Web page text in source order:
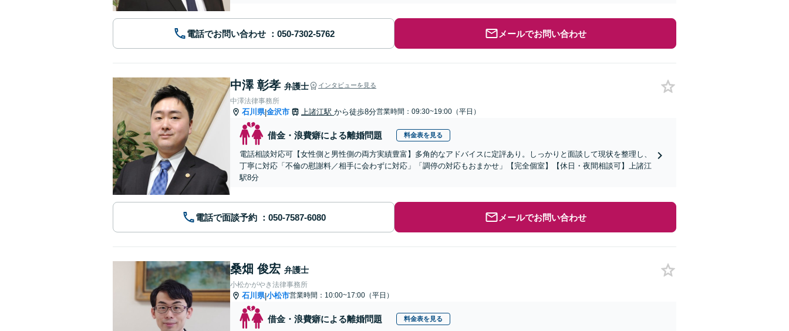
電話でお問い合わせ メールでお問い合わせ
中澤 彰孝 弁護士 インタビューを見る
中澤法律事務所
石川県|金沢市 上諸江駅 から徒歩8分営業時間：09:30~19:00（平日）
借金・浪費癖による離婚問題 料金表を見る
電話相談対応可【女性側と男性側の両方実績豊富】多角的なアドバイスに定評あり。しっかりと面談して現状を整理し、
丁寧に対応「不倫の慰謝料／相手に会わずに対応」「調停の対応もおまかせ」【完全個室】【休日・夜間相談可】上諸江
駅8分
電話で面談予約 メールでお問い合わせ
桑畑 俊宏 弁護士
小松かがやき法律事務所
石川県|小松市営業時間：10:00~17:00（平日）
借金・浪費癖による離婚問題 料金表を見る